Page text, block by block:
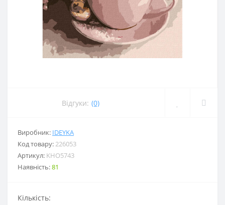
Відгуки: (0)
Виробник: IDEYKA
Код товару:226053
Артикул: KHO5743
Наявність:81
Кількість: